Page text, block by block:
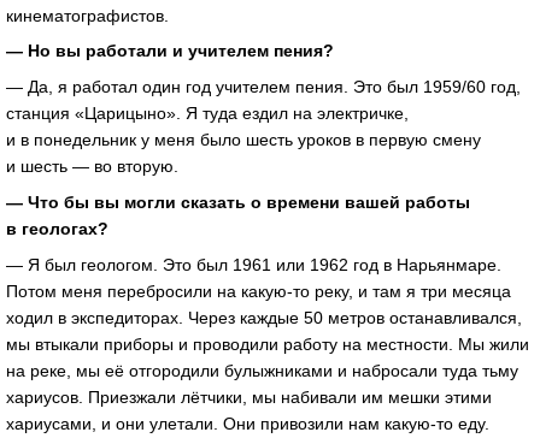
кинематографистов.
— Но вы работали и учителем пения?
— Да, я работал один год учителем пения. Это был 1959/60 год,
станция «Царицыно». Я туда ездил на электричке,
и в понедельник у меня было шесть уроков в первую смену
и шесть — во вторую.
— Что бы вы могли сказать о времени вашей работы
в геологах?
— Я был геологом. Это был 1961 или 1962 год в Нарьянмаре.
Потом меня перебросили на какую-то реку, и там я три месяца
ходил в экспедиторах. Через каждые 50 метров останавливался,
мы втыкали приборы и проводили работу на местности. Мы жили
на реке, мы её отгородили булыжниками и набросали туда тьму
хариусов. Приезжали лётчики, мы набивали им мешки этими
хариусами, и они улетали. Они привозили нам какую-то еду.